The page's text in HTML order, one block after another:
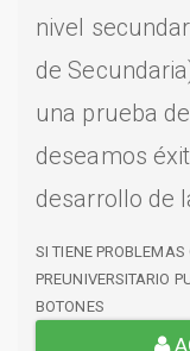
nivel
de
una prueba
deseamos
desarrollo de
SI TIENE
PREUNIVERSITARIO
BOTONES